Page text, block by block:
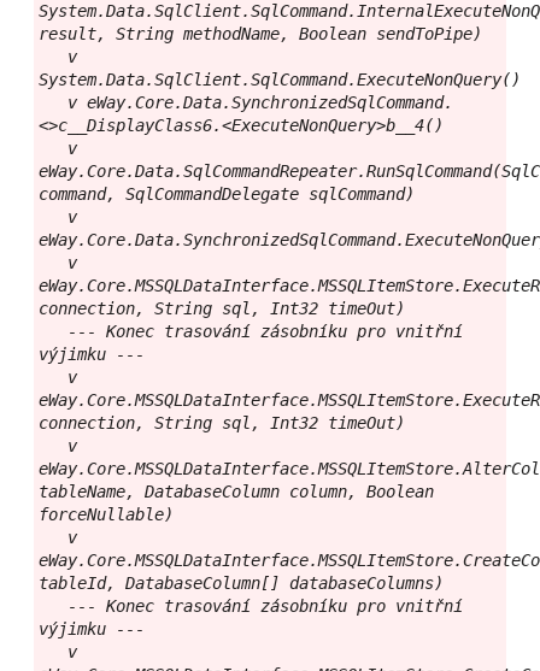
result, String methodName, Boolean sendToPipe)
System.Data.SqlClient.SqlCommand.ExecuteNonQuery()
<>c__DisplayClass6.<ExecuteNonQuery>b__4()
command, SqlCommandDelegate sqlCommand)
connection, String sql, Int32 timeOut)
výjimku ---
connection, String sql, Int32 timeOut)
tableName, DatabaseColumn column, Boolean
forceNullable)
tableId, DatabaseColumn[] databaseColumns)
výjimku ---